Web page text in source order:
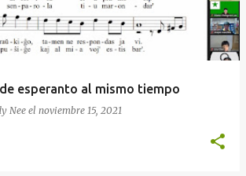
esperanto al mismo tiempo
Neeel noviembre 15, 2021